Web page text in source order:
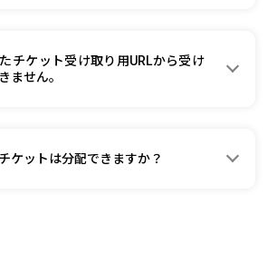
チケット受け取り用URLから受け
ません。
ケットは分配できますか？